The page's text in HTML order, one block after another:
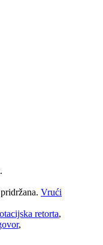
Vrući
retorta,
,